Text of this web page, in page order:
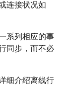
连接状况如
系列相应的事
同步，而不必
细介绍离线行